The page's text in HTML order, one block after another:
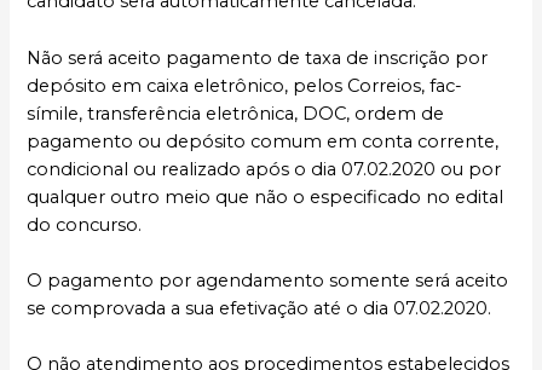
Não será aceito pagamento de taxa de inscrição por
depósito em caixa eletrônico, pelos Correios, fac-
símile, transferência eletrônica, DOC, ordem de
pagamento ou depósito comum em conta corrente,
condicional ou realizado após o dia 07.02.2020 ou por
qualquer outro meio que não o especificado no edital
do concurso.
O pagamento por agendamento somente será aceito
se comprovada a sua efetivação até o dia 07.02.2020.
O não atendimento aos procedimentos estabelecidos